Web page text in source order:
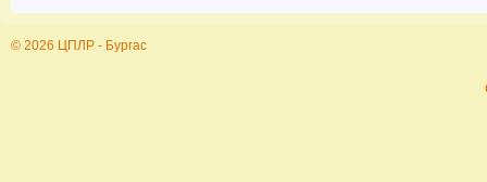
© 2026 ЦПЛР - Бургас